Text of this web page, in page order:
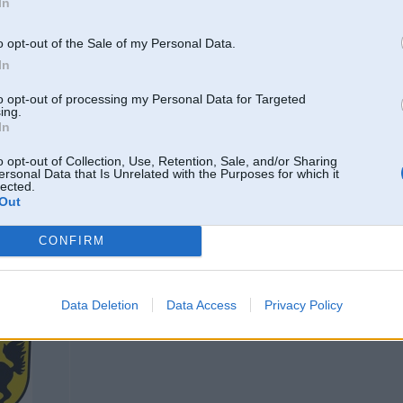
opt-out of the Sale of my Personal Data.
opt-out of processing my Personal Data for Targeted
opt-out of Collection, Use, Retention, Sale, and/or Sharing
Data that Is Unrelated with the Purposes for which it
CONFIRM
Data Deletion Data Access Privacy Policy
951,